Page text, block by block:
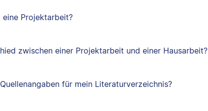
eine Projektarbeit?
zwischen einer Projektarbeit und einer Hausarbeit?
für mein Literaturverzeichnis?